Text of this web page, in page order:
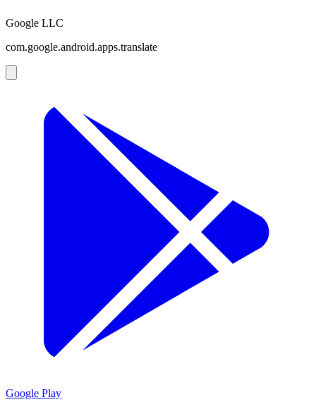
Google LLC
com.google.android.apps.translate
Google Play